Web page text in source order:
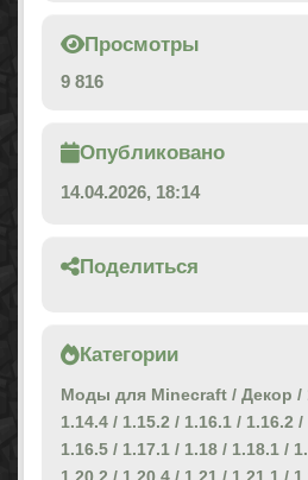
Просмотры
9 816
Опубликовано
14.04.2026, 18:14
Поделиться
Категории
Моды для Minecraft / Декор /
1.14.4 / 1.15.2 / 1.16.1 / 1.16.2 /
1.16.5 / 1.17.1 / 1.18 / 1.18.1 /
1.20.2 / 1.20.4 / 1.21 / 1.21.1 /